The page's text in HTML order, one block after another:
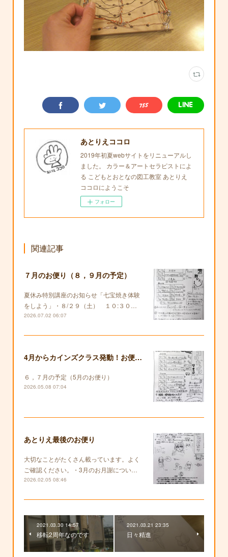
あとりえココロ
2019年初夏webサイトをリニューアルし
ました。 カラー＆アートセラピストによ
る こどもとおとなの図工教室 あとりえ
ココロにようこそ
フォロー
関連記事
７月のお便り（８，９月の予定）
夏休み特別講座のお知らせ「七宝焼き体験
をしよう」・８/２９（土） １０:３０…
2026.07.02 06:07
4月からカインズクラス発動！お便りも復活します！
６，７月の予定（5月のお便り）
2026.05.08 07:04
あとりえ最後のお便り
大切なことがたくさん載っています。よく
ご確認ください。・3月のお月謝につい…
2026.02.05 08:46
2021.03.30 14:57
移転2周年なのです
2021.03.21 23:35
日々精進